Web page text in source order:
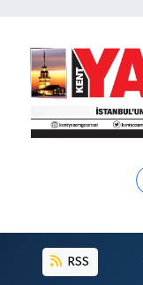
RSS